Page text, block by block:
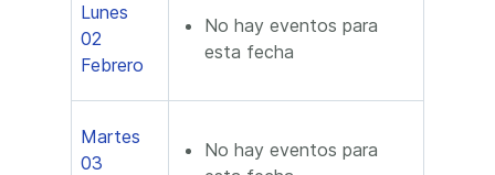
Lunes
02
Febrero
No hay eventos para
esta fecha
Martes
03
No hay eventos para